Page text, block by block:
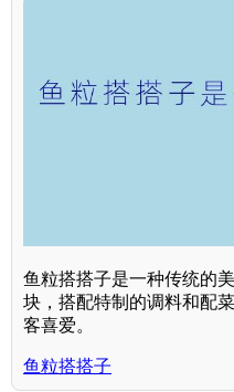
鱼粒搭搭子是一种传统的
块，搭配特制的调料和配
客喜爱。
鱼粒搭搭子